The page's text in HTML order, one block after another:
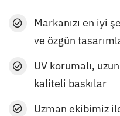
Markanızı en iyi
ve özgün
UV korumalı,
kaliteli baskılar
Uzman ekibimiz